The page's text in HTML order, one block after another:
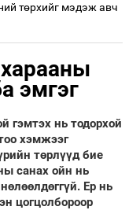
төрхийг мэдэж авч
эмгэг
гэмтэх нь тодорхой
хэмжээг
төрлүүд бие
санах ойн нь
Ер нь
цогцолбороор